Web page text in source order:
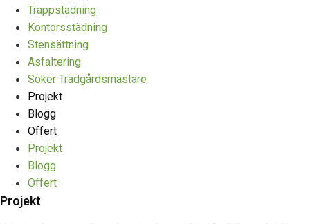
Trappstädning
Kontorsstädning
Stensättning
Asfaltering
Söker Trädgårdsmästare
Projekt
Blogg
Offert
Projekt
Blogg
Offert
Projekt